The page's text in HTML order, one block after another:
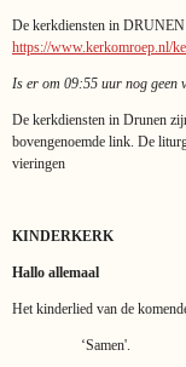
De kerkdiensten in
https://www.kerkomroep.nl/
Is er om 09:55 uur nog geen
De kerkdiensten in Drunen
bovengenoemde link. De
vieringen
KINDERKERK
Hallo allemaal
Het kinderlied van de
‘Samen'.